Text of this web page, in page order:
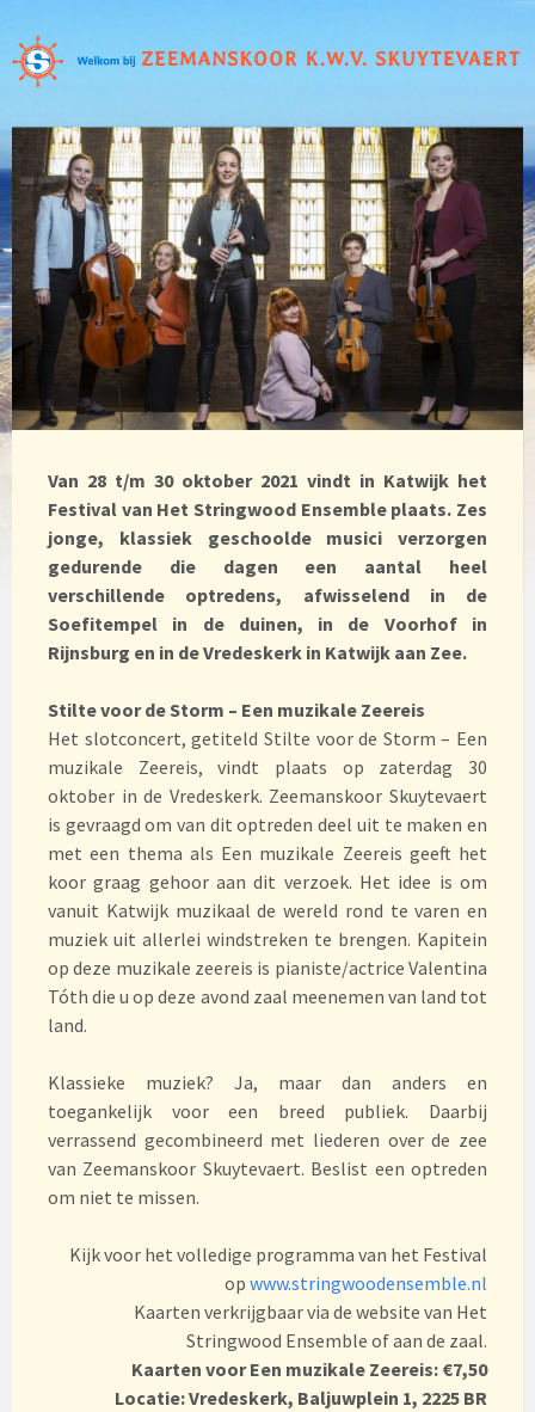
Van 28 t/m 30 oktober 2021 vindt in Katwijk het
Festival van Het Stringwood Ensemble plaats. Zes
jonge, klassiek geschoolde musici verzorgen
gedurende die dagen een aantal heel
verschillende optredens, afwisselend in de
Soefitempel in de duinen, in de Voorhof in
Rijnsburg en in de Vredeskerk in Katwijk aan Zee.
Stilte voor de Storm – Een muzikale Zeereis
Het slotconcert, getiteld Stilte voor de Storm – Een
muzikale Zeereis, vindt plaats op zaterdag 30
oktober in de Vredeskerk. Zeemanskoor Skuytevaert
is gevraagd om van dit optreden deel uit te maken en
met een thema als Een muzikale Zeereis geeft het
koor graag gehoor aan dit verzoek. Het idee is om
vanuit Katwijk muzikaal de wereld rond te varen en
muziek uit allerlei windstreken te brengen. Kapitein
op deze muzikale zeereis is pianiste/actrice Valentina
Tóth die u op deze avond zaal meenemen van land tot
land.
Klassieke muziek? Ja, maar dan anders en
toegankelijk voor een breed publiek. Daarbij
verrassend gecombineerd met liederen over de zee
van Zeemanskoor Skuytevaert. Beslist een optreden
om niet te missen.
Kijk voor het volledige programma van het Festival
op www.stringwoodensemble.nl
Kaarten verkrijgbaar via de website van Het
Stringwood Ensemble of aan de zaal.
Kaarten voor Een muzikale Zeereis: €7,50
Locatie: Vredeskerk, Baljuwplein 1, 2225 BR